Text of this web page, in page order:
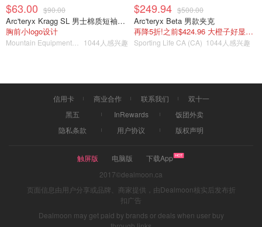
$63.00 $90.00
Arc'teryx Kragg SL 男士棉质短袖T恤
胸前小logo设计
1044人感兴趣
$249.94 $500.00
Arc'teryx Beta 男款夹克
再降5折!之前$424.96 大橙子好显白 蹲补
Sporting Life CA (CA) 1044人感兴趣
信用卡 商业合作 联系我们
双十一
黑五
InRewards
饭团外卖
隐私条款
用户协议 版权声明
触屏版 电脑版
下载App
2017©dealmoon.ca
页面信息由用户分享或品牌、商家提供，由Dealmoon核实后发布折
扣广告
Dealmoon may get paid by brands or deals when user buy